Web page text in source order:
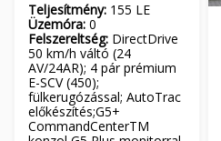
Teljesítmény: 155 LE
Üzemóra: 0
Felszereltség: DirectDrive
50 km/h váltó (24
AV/24AR); 4 pár prémium
E-SCV (450);
fülkerugózással; AutoTrac
előkészítés;G5+
CommandCenterTM